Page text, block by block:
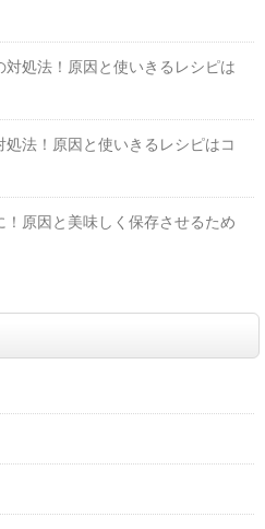
処法！原因と使いきるレシピは
法！原因と使いきるレシピはコ
原因と美味しく保存させるため